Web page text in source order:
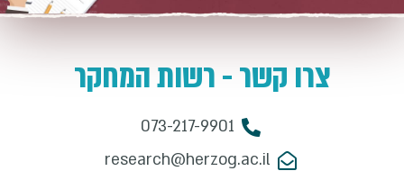
צרו קשר - רשות המחקר
073-217-9901
research@herzog.ac.il